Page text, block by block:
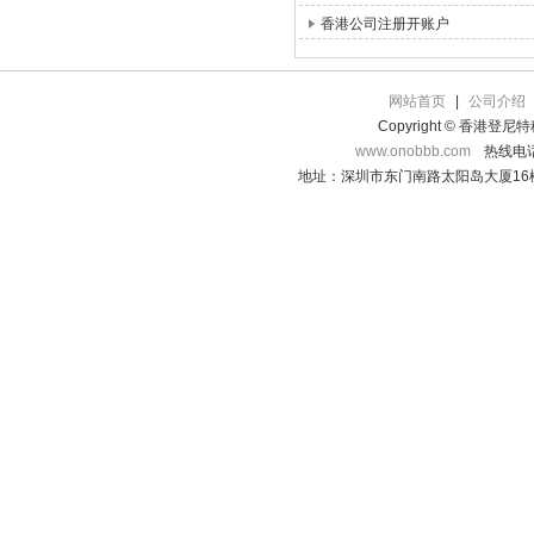
香港公司注册开账户
网站首页
公司介绍
Copyright © 香港登尼特
www.onobbb.com
热线电
地址：深圳市东门南路太阳岛大厦